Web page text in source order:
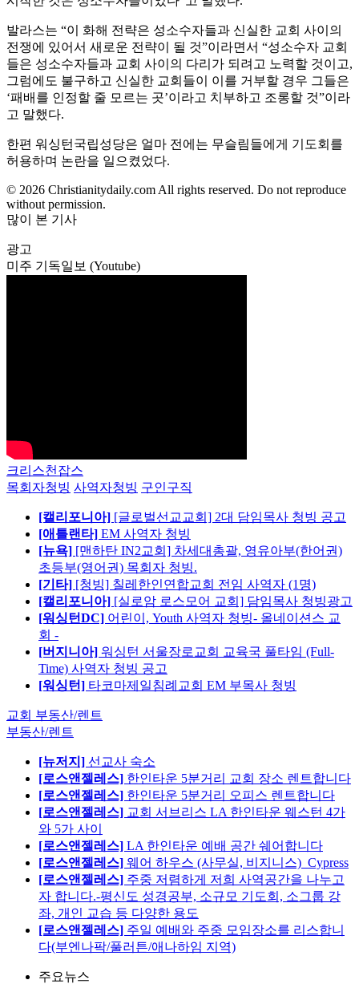
발라스는 “이 화해 전략은 성소수자들과 신실한 교회 사이의
전쟁에 있어서 새로운 전략이 될 것”이라면서 “성소수자 교회
들은 성소수자들과 교회 사이의 다리가 되려고 노력할 것이고,
그럼에도 불구하고 신실한 교회들이 이를 거부할 경우 그들은
‘패배를 인정할 줄 모르는 곳’이라고 치부하고 조롱할 것”이라
고 말했다.
한편 워싱턴국립성당은 얼마 전에는 무슬림들에게 기도회를
허용하며 논란을 일으켰었다.
© 2026 Christianitydaily.com All rights reserved. Do not reproduce
without permission.
많이 본 기사
광고
미주 기독일보 (Youtube)
크리스천잡스
목회자청빙 사역자청빙 구인구직
[캘리포니아] [글로벌선교교회] 2대 담임목사 청빙 공고
[애틀랜타] EM 사역자 청빙
[뉴욕] [맨하탄 IN2교회] 차세대총괄, 영유아부(한어권)
초등부(영어권) 목회자 청빙.
[기타] [청빙] 칠레한인연합교회 전임 사역자 (1명)
[캘리포니아] [실로암 로스모어 교회] 담임목사 청빙광고
[워싱턴DC] 어린이, Youth 사역자 청빙- 올네이션스 교
회 -
[버지니아] 워싱턴 서울장로교회 교육국 풀타임 (Full-
Time) 사역자 청빙 공고
[워싱턴] 타코마제일침례교회 EM 부목사 청빙
교회 부동산/렌트
부동산/렌트
[뉴저지] 선교사 숙소
[로스앤젤레스] 한인타운 5분거리 교회 장소 렌트합니다
[로스앤젤레스] 한인타운 5분거리 오피스 렌트합니다
[로스앤젤레스] 교회 서브리스 LA 한인타운 웨스턴 4가
와 5가 사이
[로스앤젤레스] LA 한인타운 예배 공간 쉐어합니다
[로스앤젤레스] 웨어 하우스 (사무실, 비지니스)_Cypress
[로스앤젤레스] 주중 저렴하게 저희 사역공간을 나누고
자 합니다.-평신도 성경공부, 소규모 기도회, 소그룹 강
좌, 개인 교습 등 다양한 용도
[로스앤젤레스] 주일 예배와 주중 모임장소를 리스합니
다(부엔나팍/풀러튼/애나하임 지역)
주요뉴스